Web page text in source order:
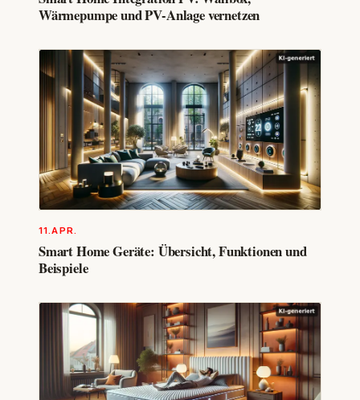
Wärmepumpe und PV-Anlage vernetzen
11.APR.
Smart Home Geräte: Übersicht, Funktionen und
Beispiele